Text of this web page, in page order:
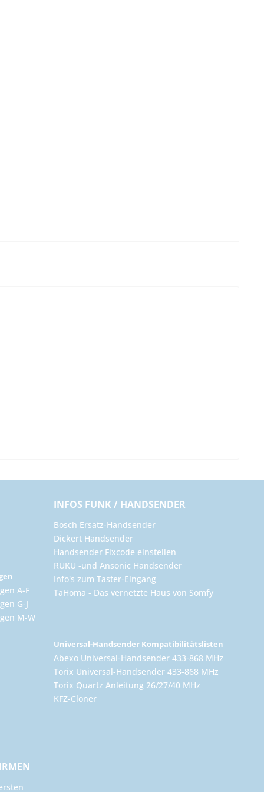
A-F
G-J
M-W
INFOS FUNK / HANDSENDER
Bosch Ersatz-Handsender
Dickert Handsender
Handsender Fixcode einstellen
RUKU -und Ansonic Handsender
Info's zum Taster-Eingang
TaHoma - Das vernetzte Haus von Somfy
Universal-Handsender Kompatibilitätslisten
Abexo Universal-Handsender 433-868 MHz
Torix Universal-Handsender 433-868 MHz
Torix Quartz Anleitung 26/27/40 MHz
KFZ-Cloner